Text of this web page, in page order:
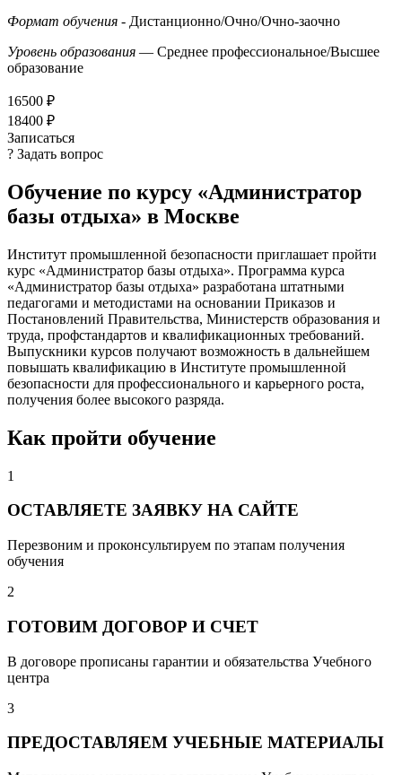
Формат обучения - Дистанционно/Очно/Очно-заочно
Уровень образования — Среднее профессиональное/Высшее
образование
16500 ₽
18400 ₽
Записаться
? Задать вопрос
Обучение по курсу «Администратор
базы отдыха» в Москве
Институт промышленной безопасности приглашает пройти
курс «Администратор базы отдыха». Программа курса
«Администратор базы отдыха» разработана штатными
педагогами и методистами на основании Приказов и
Постановлений Правительства, Министерств образования и
труда, профстандартов и квалификационных требований.
Выпускники курсов получают возможность в дальнейшем
повышать квалификацию в Институте промышленной
безопасности для профессионального и карьерного роста,
получения более высокого разряда.
Как пройти обучение
1
ОСТАВЛЯЕТЕ ЗАЯВКУ НА САЙТЕ
Перезвоним и проконсультируем по этапам получения
обучения
2
ГОТОВИМ ДОГОВОР И СЧЕТ
В договоре прописаны гарантии и обязательства Учебного
центра
3
ПРЕДОСТАВЛЯЕМ УЧЕБНЫЕ МАТЕРИАЛЫ